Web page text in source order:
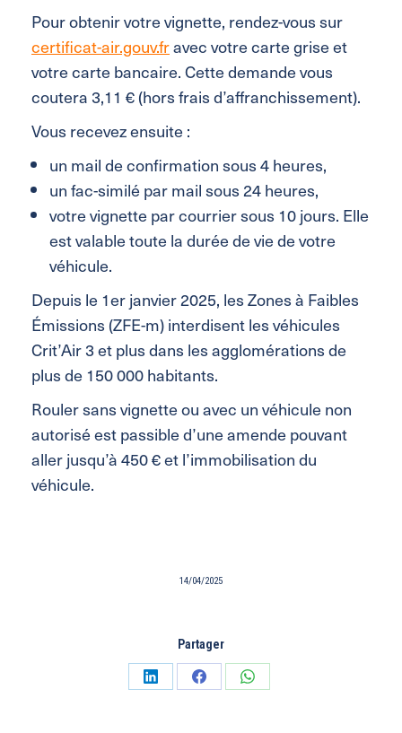
Pour obtenir votre vignette, rendez-vous sur
certificat-air.gouv.fravec votre carte grise et
votre carte bancaire. Cette demande vous
coutera 3,11 € (hors frais d’affranchissement).
Vous recevez ensuite :
un mail de confirmation sous 4 heures,
un fac-similé par mail sous 24 heures,
votre vignette par courrier sous 10 jours. Elle
est valable toute la durée de vie de votre
véhicule.
Depuis le 1er janvier 2025, les Zones à Faibles
Émissions (ZFE-m) interdisent les véhicules
Crit’Air 3 et plus dans les agglomérations de
plus de 150 000 habitants.
Rouler sans vignette ou avec un véhicule non
autorisé est passible d’une amende pouvant
aller jusqu’à 450 € et l’immobilisation du
véhicule.
14/04/2025
Partager
PartagerPartagerPartager